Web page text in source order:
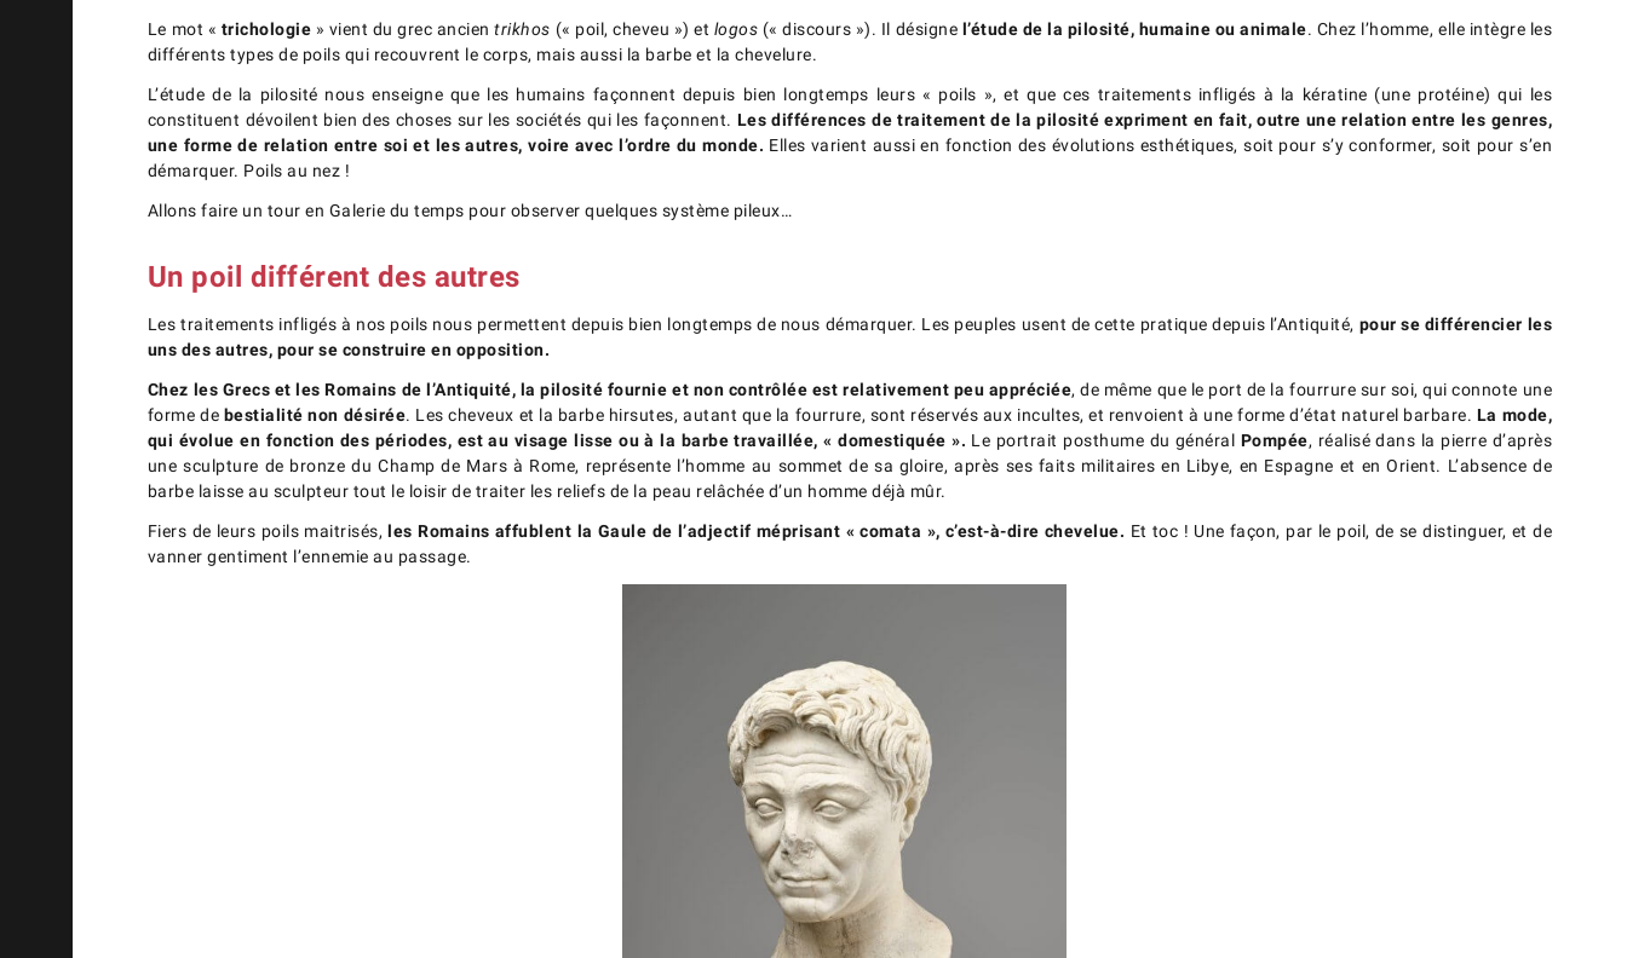
Le mot « trichologie » vient du grec ancien trikhos (« poil, cheveu ») et logos (« discours »). Il désigne l’étude de la pilosité, humaine ou animale. Chez l’homme, elle intègre les
différents types de poils qui recouvrent le corps, mais aussi la barbe et la chevelure.
L’étude de la pilosité nous enseigne que les humains façonnent depuis bien longtemps leurs « poils », et que ces traitements infligés à la kératine (une protéine) qui les
constituent dévoilent bien des choses sur les sociétés qui les façonnent. Les différences de traitement de la pilosité expriment en fait, outre une relation entre les genres,
une forme de relation entre soi et les autres, voire avec l’ordre du monde. Elles varient aussi en fonction des évolutions esthétiques, soit pour s’y conformer, soit pour s’en
démarquer. Poils au nez !
Allons faire un tour en Galerie du temps pour observer quelques système pileux…
Un poil différent des autres
Les traitements infligés à nos poils nous permettent depuis bien longtemps de nous démarquer. Les peuples usent de cette pratique depuis l’Antiquité, pour se différencier les
uns des autres, pour se construire en opposition.
Chez les Grecs et les Romains de l’Antiquité, la pilosité fournie et non contrôlée est relativement peu appréciée, de même que le port de la fourrure sur soi, qui connote une
forme de bestialité non désirée. Les cheveux et la barbe hirsutes, autant que la fourrure, sont réservés aux incultes, et renvoient à une forme d’état naturel barbare. La mode,
qui évolue en fonction des périodes, est au visage lisse ou à la barbe travaillée, « domestiquée ». Le portrait posthume du général Pompée, réalisé dans la pierre d’après
une sculpture de bronze du Champ de Mars à Rome, représente l’homme au sommet de sa gloire, après ses faits militaires en Libye, en Espagne et en Orient. L’absence de
barbe laisse au sculpteur tout le loisir de traiter les reliefs de la peau relâchée d’un homme déjà mûr.
Fiers de leurs poils maitrisés, les Romains affublent la Gaule de l’adjectif méprisant « comata », c’est-à-dire chevelue. Et toc ! Une façon, par le poil, de se distinguer, et de
vanner gentiment l’ennemie au passage.